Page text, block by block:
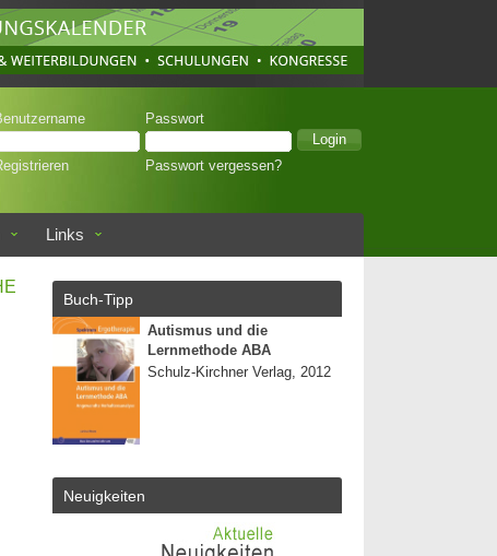
Passwort
Passwort vergessen?
Links
Buch-Tipp
Autismus und die
Lernmethode ABA
Schulz-Kirchner Verlag, 2012
Neuigkeiten